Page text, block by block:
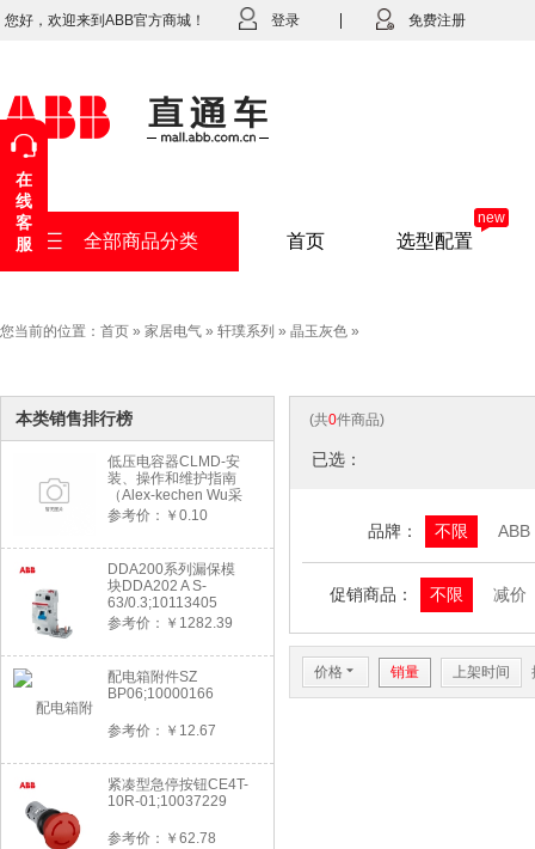
您好，欢迎来到ABB官方商城！ 登录 免费注册
全部商品分类 首页 选型配置
new
您当前的位置： 首页 » 家居电气 » 轩璞系列 » 晶玉灰色 »
本类销售排行榜
低压电容器CLMD-安
装、操作和维护指南
（Alex-kechen Wu采
购）-2022年版
参考价：￥0.10
DDA200系列漏保模
块DDA202 A S-
63/0.3;10113405
参考价：￥1282.39
配电箱附件SZ
BP06;10000166
参考价：￥12.67
紧凑型急停按钮CE4T-
10R-01;10037229
参考价：￥62.78
(共0件商品)
已选：
品牌： 不限 ABB
促销商品： 不限 减价
价格 6 销量 上架时间
在
线
客
服